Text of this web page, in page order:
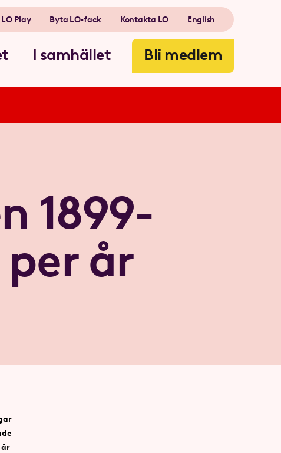
I samhället Bli medlem
LO Play Byta LO-fack Kontakta LO English
1899-
år
år